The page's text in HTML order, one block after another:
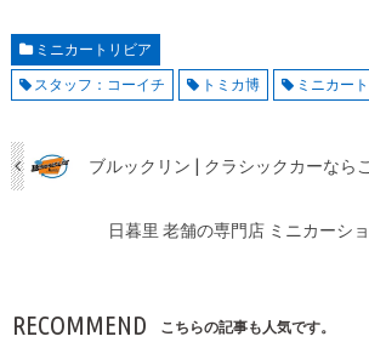
ミニカートリビア
スタッフ：コーイチ
トミカ博 ミニカー
ブルックリン | クラシックカーなら
日暮里 老舗の専門店 ミニカーシ
RECOMMEND こちらの記事も人気です。